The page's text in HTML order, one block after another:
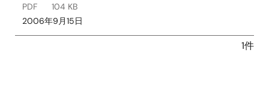
PDF
104 KB
2006年9月15日
1件